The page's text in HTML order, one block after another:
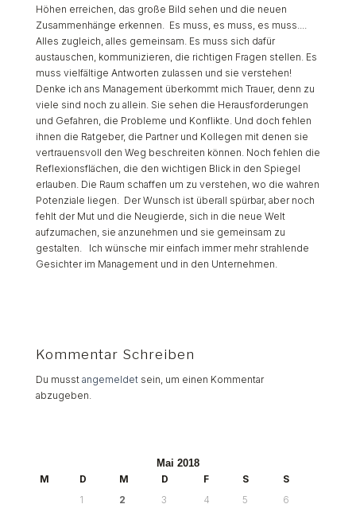
Höhen erreichen, das große Bild sehen und die neuen
Zusammenhänge erkennen. Es muss, es muss, es muss....
Alles zugleich, alles gemeinsam. Es muss sich dafür
austauschen, kommunizieren, die richtigen Fragen stellen. Es
muss vielfältige Antworten zulassen und sie verstehen!
Denke ich ans Management überkommt mich Trauer, denn zu
viele sind noch zu allein. Sie sehen die Herausforderungen
und Gefahren, die Probleme und Konflikte. Und doch fehlen
ihnen die Ratgeber, die Partner und Kollegen mit denen sie
vertrauensvoll den Weg beschreiten können. Noch fehlen die
Reflexionsflächen, die den wichtigen Blick in den Spiegel
erlauben. Die Raum schaffen um zu verstehen, wo die wahren
Potenziale liegen. Der Wunsch ist überall spürbar, aber noch
fehlt der Mut und die Neugierde, sich in die neue Welt
aufzumachen, sie anzunehmen und sie gemeinsam zu
gestalten. Ich wünsche mir einfach immer mehr strahlende
Gesichter im Management und in den Unternehmen.
Kommentar Schreiben
Du musst angemeldetsein, um einen Kommentar
abzugeben.
Mai 2018
M
D M D F S
S
1
2 3 4 5
6